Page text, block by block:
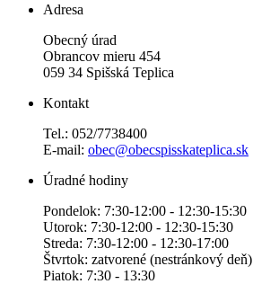
Adresa
Obecný úrad
Obrancov mieru 454
059 34 Spišská Teplica
Kontakt
Tel.: 052/7738400
E-mail: obec@obecspisskateplica.sk
Úradné hodiny
Pondelok: 7:30-12:00 - 12:30-15:30
Utorok: 7:30-12:00 - 12:30-15:30
Streda: 7:30-12:00 - 12:30-17:00
Štvrtok: zatvorené (nestránkový deň)
Piatok: 7:30 - 13:30